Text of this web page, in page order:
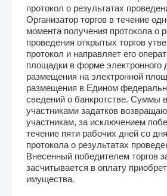
протокол о результатах
Организатор торгов в течение
момента получения протокола о
проведения открытых торгов
протокол и направляет его
площадки в форме электронного
размещения на электронной
размещения в Едином
сведений о банкротстве. Суммы
участниками задатков
участникам, за исключением
течение пяти рабочих дней со
протокола о результатах
Внесенный победителем торгов
засчитывается в оплату
имущества.